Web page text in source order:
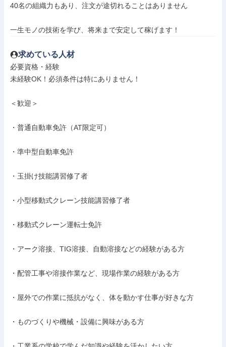
40名の組織力もあり、注文が途切れることはありません
一生モノの技術を学び、将来まで安定して稼げます！
求めている人材
必要資格・経験
未経験OK！必須条件は特にありません！
＜歓迎＞
・普通自動車免許（AT限定可）
・準中型自動車免許
・玉掛け技能講習修了者
・小型移動式クレーン技能講習修了者
・移動式クレーン運転士免許
・アーク溶接、TIG溶接、自動溶接などの経験がある方
・配管工事や溶接作業など、現場作業の経験がある方
・屋外での作業に抵抗がなく、体を動かす仕事が好きな方
・ものづくりや機械・設備に興味がある方